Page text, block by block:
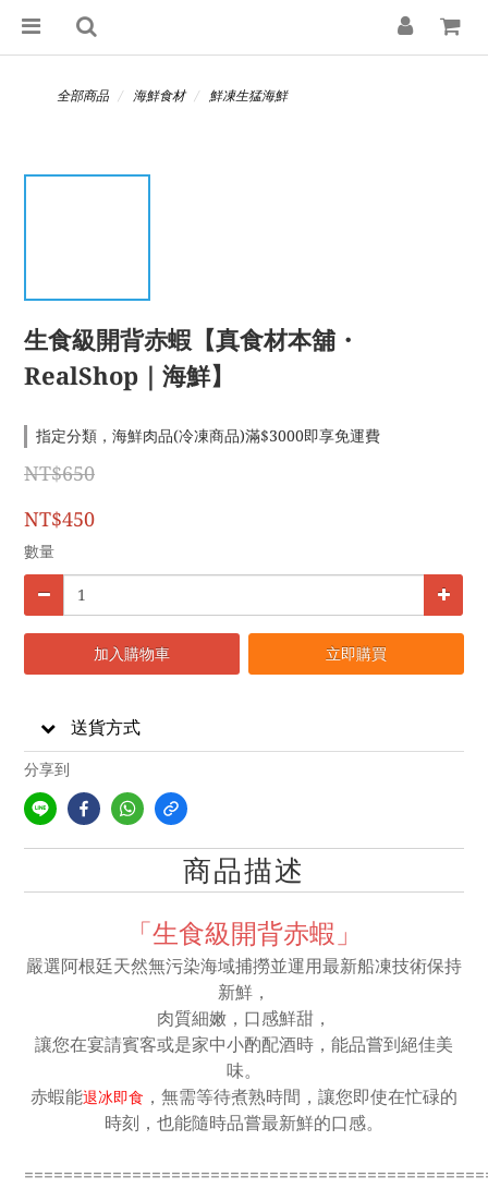
全部商品 海鮮食材 鮮凍生猛海鮮
生食級開背赤蝦【真食材本舖・
RealShop｜海鮮】
指定分類，海鮮肉品(冷凍商品)滿$3000即享免運費
NT$650
NT$450
數量
加入購物車 立即購買
送貨方式
分享到
商品描述
「生食級開背赤蝦」
嚴選阿根廷天然無污染海域捕撈並運用最新船凍技術保持
新鮮，
肉質細嫩，口感鮮甜，
讓您在宴請賓客或是家中小酌配酒時，能品嘗到絕佳美
味。
赤蝦能退冰即食 ，無需等待煮熟時間，讓您即使在忙碌的
時刻，也能隨時品嘗最新鮮的口感。